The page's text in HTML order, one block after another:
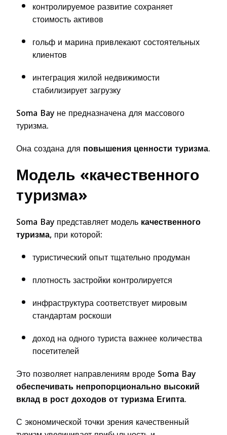
контролируемое развитие сохраняет
стоимость активов
гольф и марина привлекают состоятельных
клиентов
интеграция жилой недвижимости
стабилизирует загрузку
Soma Bay не предназначена для массового
туризма.
Она создана для повышения ценности туризма.
Модель «качественного
туризма»
Soma Bay представляет моделькачественного
туризма, при которой:
туристический опыт тщательно продуман
плотность застройки контролируется
инфраструктура соответствует мировым
стандартам роскоши
доход на одного туриста важнее количества
посетителей
Это позволяет направлениям вроде Soma Bay
обеспечивать непропорционально высокий
вклад в рост доходов от туризма Египта.
С экономической точки зрения качественный